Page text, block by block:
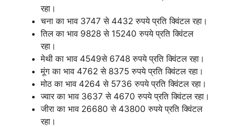
रहा।
चना का भाव 3747 से 4432 रुपये प्रति क्विंटल रहा।
तिल का भाव 9828 से 15240 रुपये प्रति क्विंटल
रहा।
मेथी का भाव 4549से 6748 रुपये प्रति क्विंटल रहा।
मूंग का भाव 4762 से 8375 रुपये प्रति क्विंटल रहा।
मोठ का भाव 4264 से 5736 रुपये प्रति क्विंटल रहा।
ज्वार का भाव 3637 से 4670 रुपये प्रति क्विंटल रहा।
जीरा का भाव 26680 से 43800 रुपये प्रति क्विंटल
रहा।